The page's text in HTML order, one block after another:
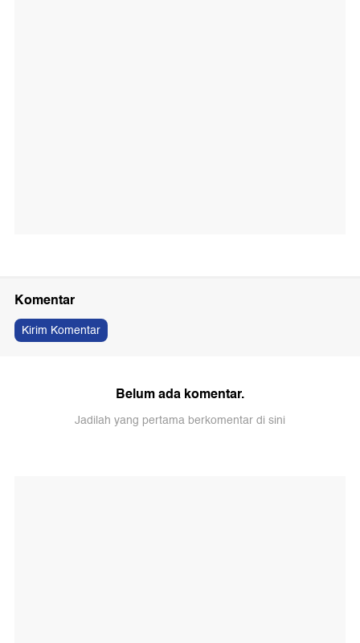
Komentar
Kirim Komentar
Belum ada komentar.
Jadilah yang pertama berkomentar di sini